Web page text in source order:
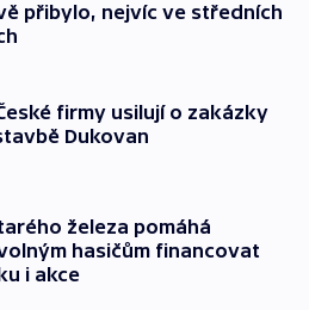
přibylo, nejvíc ve středních
firmy usilují o zakázky
Dukovan
železa pomáhá
hasičům financovat
i akce